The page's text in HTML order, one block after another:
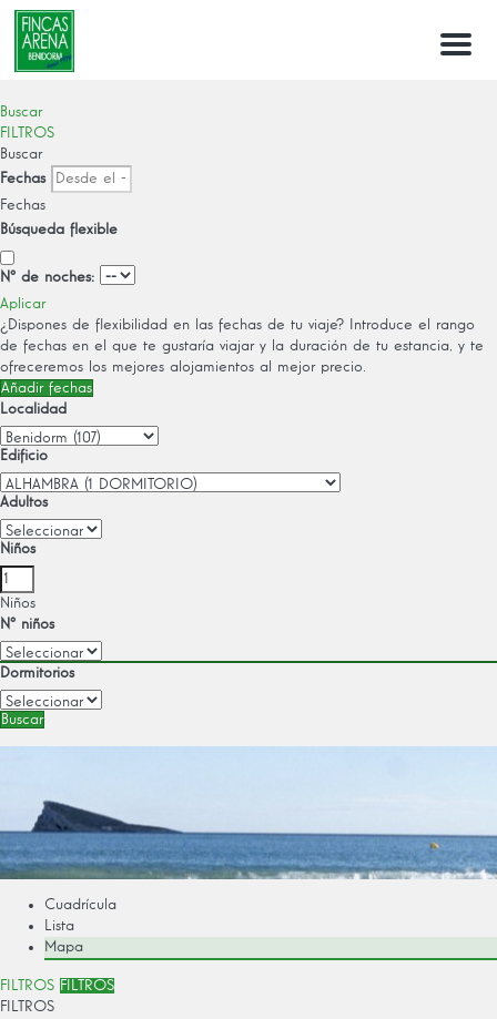
Menu
Buscar
FILTROS
Buscar
Fechas
Fechas
Búsqueda flexible
Nº de noches:
Aplicar
¿Dispones de flexibilidad en las fechas de tu viaje?
Introduce el rango
de fechas en el que te gustaría viajar y la duración de tu estancia, y te
ofreceremos los mejores alojamientos al mejor precio.
Añadir fechas
Localidad
Edificio
Adultos
Niños
Niños
Nº niños
Dormitorios
Buscar
Cuadrícula
Lista
Mapa
FILTROS FILTROS
FILTROS